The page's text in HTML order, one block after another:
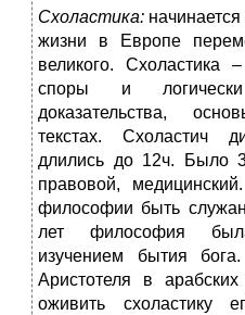
Схоластика: начинается
жизни в Европе
великого. Схоластика
споры и
доказательства,
текстах. Схоластич
длились до 12ч. Было 3
правовой,
философии быть
лет философия
изучением бытия
Аристотеля в
оживить схоластику